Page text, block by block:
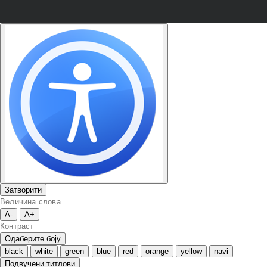
Затворити
Величина слова
A-
A+
Контраст
Одаберите боју
black
white green blue red orange yellow
navi
Подвучени титлови